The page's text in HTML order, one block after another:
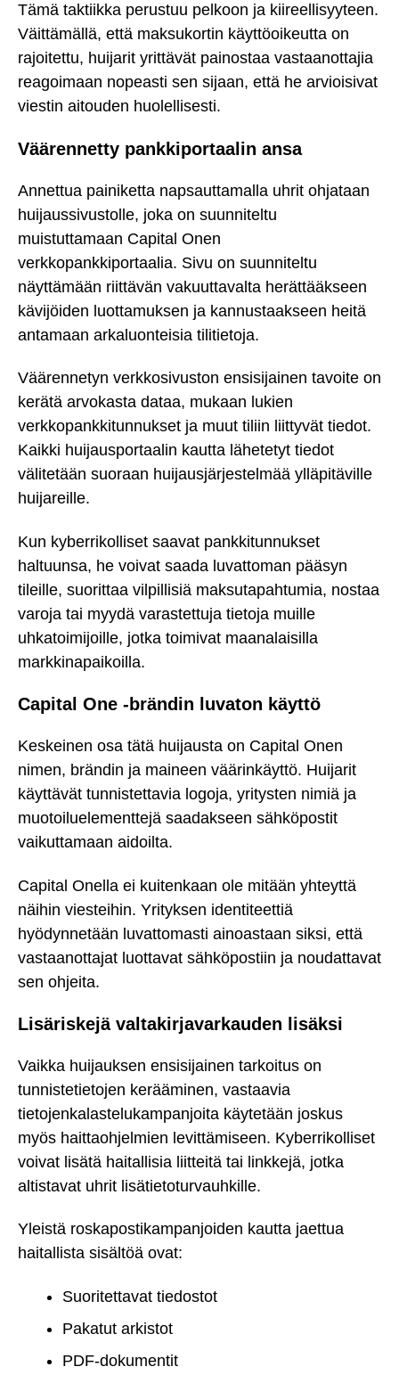
Tämä taktiikka perustuu pelkoon ja kiireellisyyteen.
Väittämällä, että maksukortin käyttöoikeutta on
rajoitettu, huijarit yrittävät painostaa vastaanottajia
reagoimaan nopeasti sen sijaan, että he arvioisivat
viestin aitouden huolellisesti.
Väärennetty pankkiportaalin ansa
Annettua painiketta napsauttamalla uhrit ohjataan
huijaussivustolle, joka on suunniteltu
muistuttamaan Capital Onen
verkkopankkiportaalia. Sivu on suunniteltu
näyttämään riittävän vakuuttavalta herättääkseen
kävijöiden luottamuksen ja kannustaakseen heitä
antamaan arkaluonteisia tilitietoja.
Väärennetyn verkkosivuston ensisijainen tavoite on
kerätä arvokasta dataa, mukaan lukien
verkkopankkitunnukset ja muut tiliin liittyvät tiedot.
Kaikki huijausportaalin kautta lähetetyt tiedot
välitetään suoraan huijausjärjestelmää ylläpitäville
huijareille.
Kun kyberrikolliset saavat pankkitunnukset
haltuunsa, he voivat saada luvattoman pääsyn
tileille, suorittaa vilpillisiä maksutapahtumia, nostaa
varoja tai myydä varastettuja tietoja muille
uhkatoimijoille, jotka toimivat maanalaisilla
markkinapaikoilla.
Capital One -brändin luvaton käyttö
Keskeinen osa tätä huijausta on Capital Onen
nimen, brändin ja maineen väärinkäyttö. Huijarit
käyttävät tunnistettavia logoja, yritysten nimiä ja
muotoiluelementtejä saadakseen sähköpostit
vaikuttamaan aidoilta.
Capital Onella ei kuitenkaan ole mitään yhteyttä
näihin viesteihin. Yrityksen identiteettiä
hyödynnetään luvattomasti ainoastaan siksi, että
vastaanottajat luottavat sähköpostiin ja noudattavat
sen ohjeita.
Lisäriskejä valtakirjavarkauden lisäksi
Vaikka huijauksen ensisijainen tarkoitus on
tunnistetietojen kerääminen, vastaavia
tietojenkalastelukampanjoita käytetään joskus
myös haittaohjelmien levittämiseen. Kyberrikolliset
voivat lisätä haitallisia liitteitä tai linkkejä, jotka
altistavat uhrit lisätietoturvauhkille.
Yleistä roskapostikampanjoiden kautta jaettua
haitallista sisältöä ovat:
Suoritettavat tiedostot
Pakatut arkistot
PDF-dokumentit